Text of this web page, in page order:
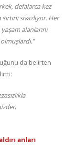
defalarca kez
sıvazlıyor. Her
alanlarını
da belirten
anları